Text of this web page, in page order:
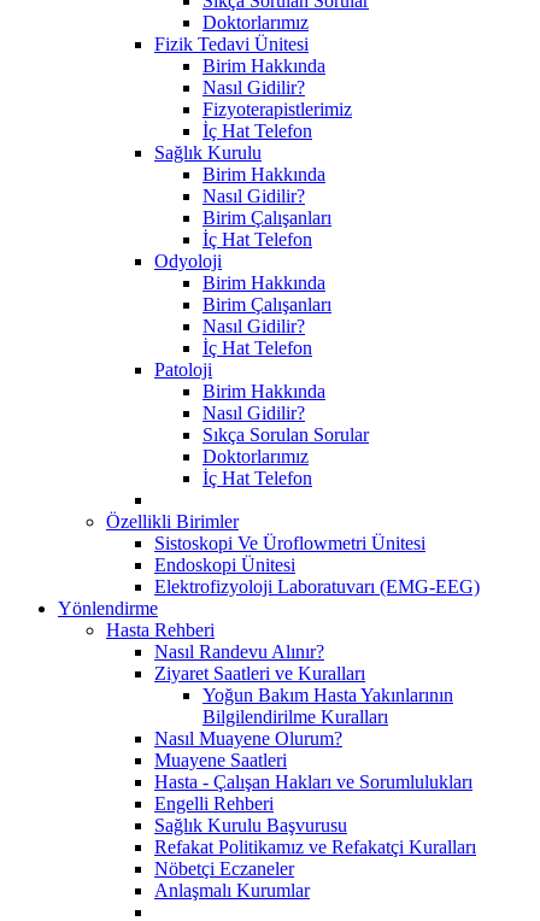
Doktorlarımız
Fizik Tedavi Ünitesi
Birim Hakkında
Nasıl Gidilir?
Fizyoterapistlerimiz
İç Hat Telefon
Sağlık Kurulu
Birim Hakkında
Nasıl Gidilir?
Birim Çalışanları
İç Hat Telefon
Odyoloji
Birim Hakkında
Birim Çalışanları
Nasıl Gidilir?
İç Hat Telefon
Patoloji
Birim Hakkında
Nasıl Gidilir?
Sıkça Sorulan Sorular
Doktorlarımız
İç Hat Telefon
Özellikli Birimler
Sistoskopi Ve Üroflowmetri Ünitesi
Endoskopi Ünitesi
Elektrofizyoloji Laboratuvarı (EMG-EEG)
Yönlendirme
Hasta Rehberi
Nasıl Randevu Alınır?
Ziyaret Saatleri ve Kuralları
Yoğun Bakım Hasta Yakınlarının
Bilgilendirilme Kuralları
Nasıl Muayene Olurum?
Muayene Saatleri
Hasta - Çalışan Hakları ve Sorumlulukları
Engelli Rehberi
Sağlık Kurulu Başvurusu
Refakat Politikamız ve Refakatçi Kuralları
Nöbetçi Eczaneler
Anlaşmalı Kurumlar